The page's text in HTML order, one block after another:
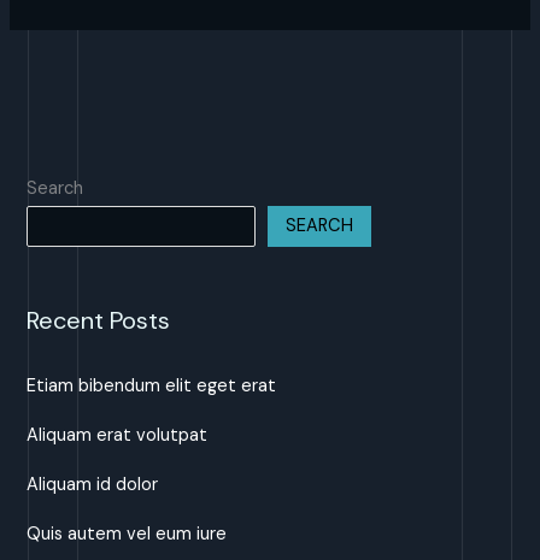
Search
SEARCH
Recent Posts
Etiam bibendum elit eget erat
Aliquam erat volutpat
Aliquam id dolor
Quis autem vel eum iure